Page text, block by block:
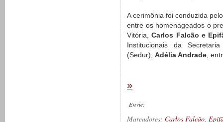
A cerimônia foi conduzida
entre os homenageados o
Vitória,
Carlos Falcão e
Institucionais da
(Sedur), Adélia Andrade ,
»
Envie:
Marcadores: Carlos Falcão,